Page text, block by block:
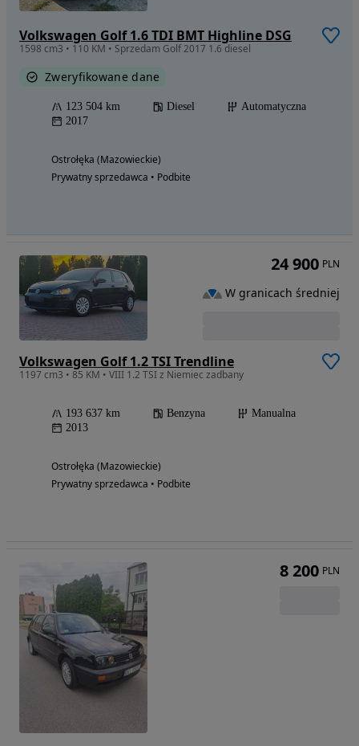
Volkswagen Golf 1.6 TDI BMT Highline DSG
1598 cm3 • 110 KM • Sprzedam Golf 2017 1.6 diesel
Zweryfikowane dane
123 504 km Diesel
Automatyczna
2017
Ostrołęka (Mazowieckie)
Prywatny sprzedawca • Podbite
Volkswagen Golf 1.2 TSI Trendline
1197 cm3 • 85 KM • VIII 1.2 TSI z Niemiec zadbany
193 637 km Benzyna
Manualna
2013
Ostrołęka (Mazowieckie)
Prywatny sprzedawca • Podbite
24 900 PLN
W granicach średniej
8 200 PLN